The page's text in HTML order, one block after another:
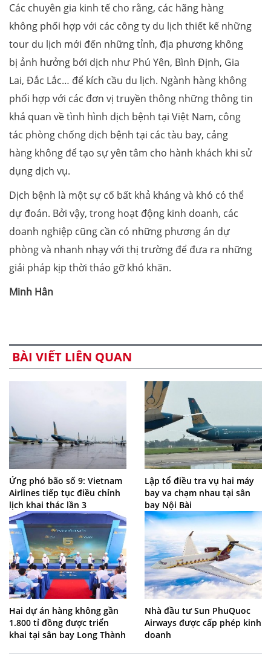
Các chuyên gia kinh tế cho rằng, các hãng hàng
không phối hợp với các công ty du lịch thiết kế những
tour du lịch mới đến những tỉnh, địa phương không
bị ảnh hưởng bới dịch như Phú Yên, Bình Định, Gia
Lai, Đắc Lắc… để kích cầu du lịch. Ngành hàng không
phối hợp với các đơn vị truyền thông những thông tin
khả quan về tình hình dịch bệnh tại Việt Nam, công
tác phòng chống dịch bệnh tại các tàu bay, cảng
hàng không để tạo sự yên tâm cho hành khách khi sử
dụng dịch vụ.
Dịch bệnh là một sự cố bất khả kháng và khó có thể
dự đoán. Bởi vậy, trong hoạt động kinh doanh, các
doanh nghiệp cũng cần có những phương án dự
phòng và nhanh nhạy với thị trường để đưa ra những
giải pháp kịp thời tháo gỡ khó khăn.
Minh Hân
BÀI VIẾT LIÊN QUAN
Ứng phó bão số 9: Vietnam
Airlines tiếp tục điều chỉnh
lịch khai thác lần 3
Lập tổ điều tra vụ hai máy
bay va chạm nhau tại sân
bay Nội Bài
Hai dự án hàng không gần
1.800 tỉ đồng được triển
khai tại sân bay Long Thành
Nhà đầu tư Sun PhuQuoc
Airways được cấp phép kinh
doanh